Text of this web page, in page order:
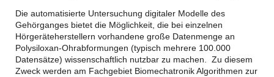
Die automatisierte Untersuchung digitaler Modelle des
Gehörganges bietet die Möglichkeit, die bei einzelnen
Hörgeräteherstellern vorhandene große Datenmenge an
Polysiloxan-Ohrabformungen (typisch mehrere 100.000
Datensätze) wissenschaftlich nutzbar zu machen. Zu diesem
Zweck werden am Fachgebiet Biomechatronik Algorithmen zur